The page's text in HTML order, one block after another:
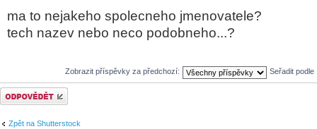
ma to nejakeho spolecneho jmenovatele?
tech nazev nebo neco podobneho...?
Zobrazit příspěvky za předchozí: Seřadit podle
Odeslat odpověď
Zpět na Shutterstock